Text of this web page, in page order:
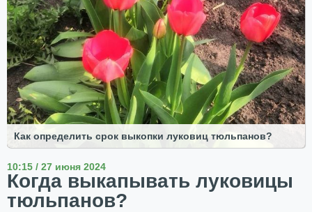
Как определить срок выкопки луковиц тюльпанов?
10:15 / 27 июня 2024
Когда выкапывать луковицы
тюльпанов?